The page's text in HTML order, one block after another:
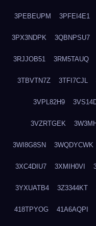
3PEBEUPM 3PFEI4E1
3PX3NDPK 3QBNPSU7
3RJJOB51 3RM5TAUQ
3TBVTN7Z 3TFI7CJL
3VPL82H9
3VZRTGEK
3WI8G8SN 3WQDYCWK
3XC4DIU7 3XMIH0VI
3YXUATB4 3Z3344KT
418TPYOG 41A6AQPI